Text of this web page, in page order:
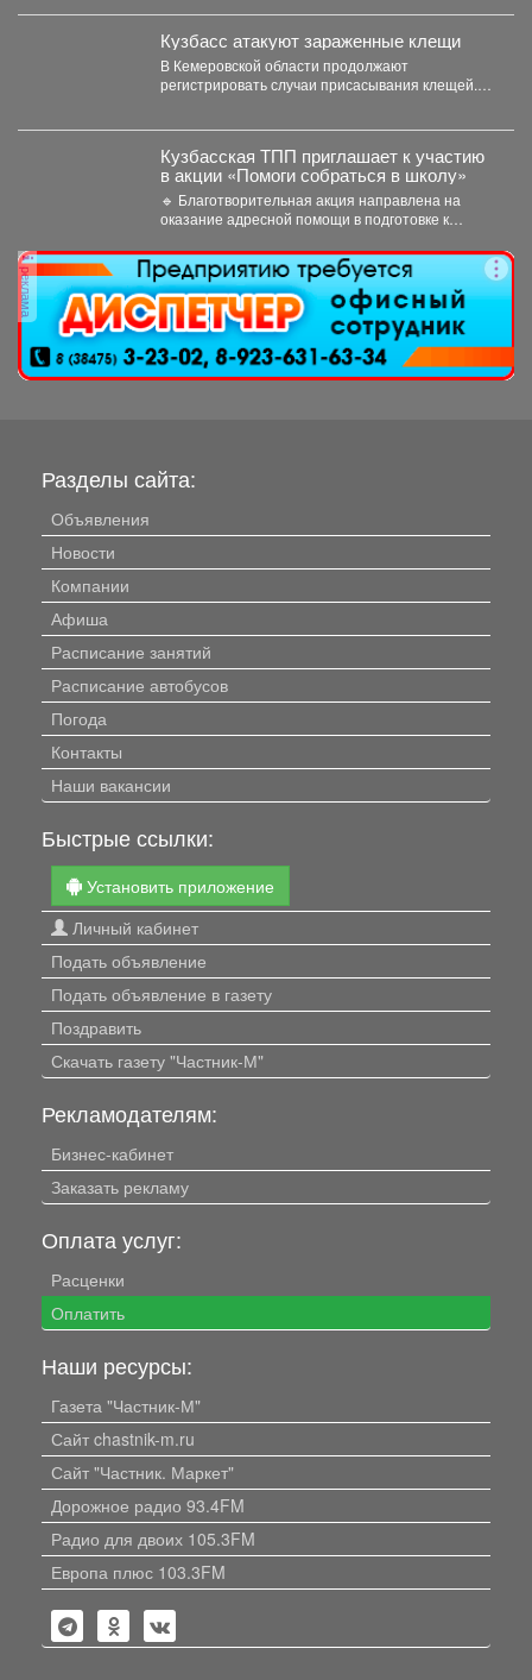
Кузбасс атакуют зараженные клещи
В Кемеровской области продолжают
регистрировать случаи присасывания клещей.
Кузбасская ТПП приглашает к участию
в акции «Помоги собраться в школу»
🔹 Благотворительная акция направлена на
оказание адресной помощи в подготовке к
реклама
Разделы сайта:
Объявления
Новости
Компании
Афиша
Расписание занятий
Расписание автобусов
Погода
Контакты
Наши вакансии
Быстрые ссылки:
Установить приложение
Личный кабинет
Подать объявление
Подать объявление в газету
Поздравить
Скачать газету "Частник-М"
Рекламодателям:
Бизнес-кабинет
Заказать рекламу
Оплата услуг:
Расценки
Оплатить
Наши ресурсы:
Газета "Частник-М"
Сайт chastnik-m.ru
Сайт "Частник. Маркет"
Дорожное радио 93.4FM
Радио для двоих 105.3FM
Европа плюс 103.3FM